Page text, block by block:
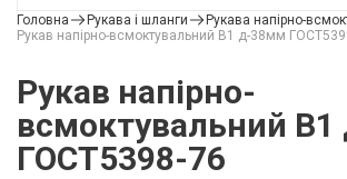
Головна Рукава і шланги
Рукава напірно-
Рукав напірно-всмоктувальний В1 д-38мм
Рукав напірно-
всмоктувальний
ГОСТ5398-76